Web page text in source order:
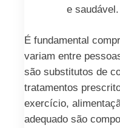
e saudável.
É fundamental
variam entre
são substitutos de
tratamentos
exercício,
adequado são